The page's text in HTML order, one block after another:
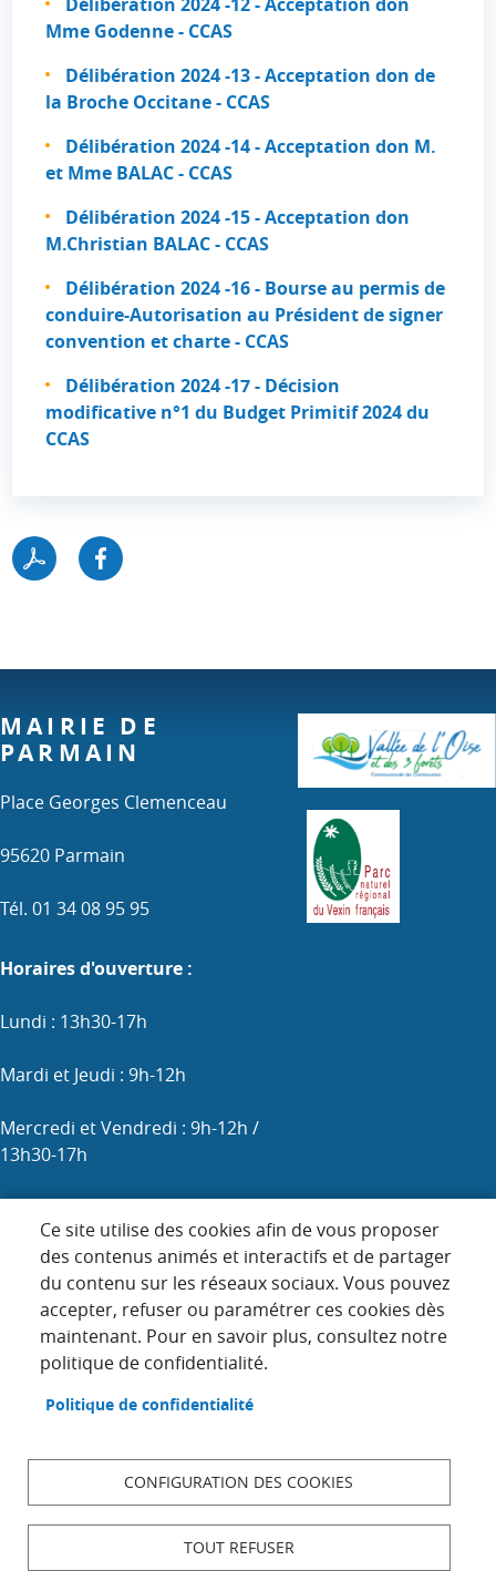
Mme Godenne - CCAS
Délibération 2024 -13 - Acceptation don de
la Broche Occitane - CCAS
Délibération 2024 -14 - Acceptation don M.
et Mme BALAC - CCAS
Délibération 2024 -15 - Acceptation don
M.Christian BALAC - CCAS
Délibération 2024 -16 - Bourse au permis de
conduire-Autorisation au Président de signer
convention et charte - CCAS
Délibération 2024 -17 - Décision
modificative n°1 du Budget Primitif 2024 du
CCAS
Ce site utilise des cookies afin de vous proposer
des contenus animés et interactifs et de partager
du contenu sur les réseaux sociaux. Vous pouvez
accepter, refuser ou paramétrer ces cookies dès
maintenant. Pour en savoir plus, consultez notre
politique de confidentialité.
Politique de confidentialité
CONFIGURATION DES COOKIES
TOUT REFUSER
MAIRIE DE
PARMAIN
Place Georges Clemenceau
95620 Parmain
Tél. 01 34 08 95 95
Horaires d'ouverture :
Lundi : 13h30-17h
Mardi et Jeudi : 9h-12h
Mercredi et Vendredi : 9h-12h /
13h30-17h
Samedi : 9h-12h (les 1er, 3e et 5e)
Menu
Pied
page
ACCUEIL
PLAN DU SITE
CONTACT
DONNÉES PERSONNELLES
COOKIES